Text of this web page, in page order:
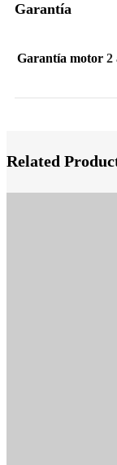
Garantía
Garantía motor 2
Related